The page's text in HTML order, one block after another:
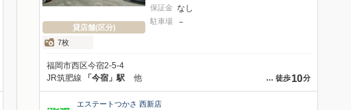
貸店舗(区分)
7枚
保証金 なし
駐車場 －
福岡市西区今宿2-5-4
… 徒歩10分
JR筑肥線 「今宿」駅 他
エステートつかさ 西新店